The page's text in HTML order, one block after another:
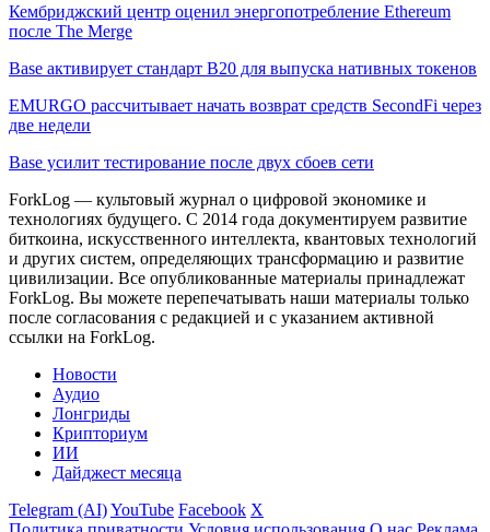
Кембриджский центр оценил энергопотребление Ethereum
после The Merge
Base активирует стандарт B20 для выпуска нативных токенов
EMURGO рассчитывает начать возврат средств SecondFi через
две недели
Base усилит тестирование после двух сбоев сети
ForkLog — культовый журнал о цифровой экономике и
технологиях будущего. С 2014 года документируем развитие
биткоина, искусственного интеллекта, квантовых технологий
и других систем, определяющих трансформацию и развитие
цивилизации. Все опубликованные материалы принадлежат
ForkLog. Вы можете перепечатывать наши материалы только
после согласования с редакцией и с указанием активной
ссылки на ForkLog.
Новости
Аудио
Лонгриды
Крипториум
ИИ
Дайджест месяца
Telegram (AI)YouTube Facebook X